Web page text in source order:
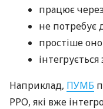
працює
не потребує
простіше
Наприклад, ПУМБ
РРО, які вже